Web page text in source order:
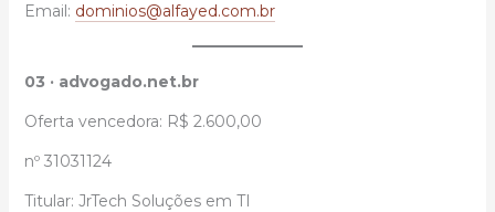
Email: dominios@alfayed.com.br
03 · advogado.net.br
Oferta vencedora: R$ 2.600,00
nº 31031124
Titular: JrTech Soluções em TI